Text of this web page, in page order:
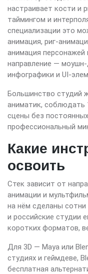
настраивает кости и
таймингом и
специализации это
анимация, риг-
анимация персонажей
направление —
инфографики и UI-
Большинство студий
аниматик, соблюдать
сцены без
профессиональный
Какие
освоить
Стек зависит от
анимации и
на нём сделаны сотни
и российские студии
коротких форматов,
Для 3D — Maya или
студиях и геймдеве,
бесплатная